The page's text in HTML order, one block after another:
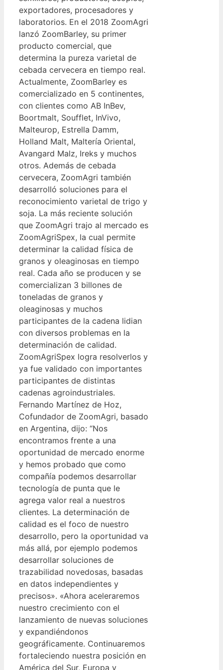
exportadores, procesadores y
laboratorios. En el 2018 ZoomAgri
lanzó ZoomBarley, su primer
producto comercial, que
determina la pureza varietal de
cebada cervecera en tiempo real.
Actualmente, ZoomBarley es
comercializado en 5 continentes,
con clientes como AB InBev,
Boortmalt, Soufflet, InVivo,
Malteurop, Estrella Damm,
Holland Malt, Maltería Oriental,
Avangard Malz, Ireks y muchos
otros. Además de cebada
cervecera, ZoomAgri también
desarrolló soluciones para el
reconocimiento varietal de trigo y
soja. La más reciente solución
que ZoomAgri trajo al mercado es
ZoomAgriSpex, la cual permite
determinar la calidad física de
granos y oleaginosas en tiempo
real. Cada año se producen y se
comercializan 3 billones de
toneladas de granos y
oleaginosas y muchos
participantes de la cadena lidian
con diversos problemas en la
determinación de calidad.
ZoomAgriSpex logra resolverlos y
ya fue validado con importantes
participantes de distintas
cadenas agroindustriales.
Fernando Martínez de Hoz,
Cofundador de ZoomAgri, basado
en Argentina, dijo: “Nos
encontramos frente a una
oportunidad de mercado enorme
y hemos probado que como
compañía podemos desarrollar
tecnología de punta que le
agrega valor real a nuestros
clientes. La determinación de
calidad es el foco de nuestro
desarrollo, pero la oportunidad va
más allá, por ejemplo podemos
desarrollar soluciones de
trazabilidad novedosas, basadas
en datos independientes y
precisos». «Ahora aceleraremos
nuestro crecimiento con el
lanzamiento de nuevas soluciones
y expandiéndonos
geográficamente. Continuaremos
fortaleciendo nuestra posición en
América del Sur, Europa y